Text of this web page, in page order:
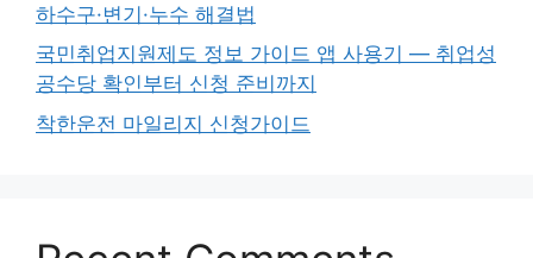
하수구·변기·누수 해결법
국민취업지원제도 정보 가이드 앱 사용기 — 취업성
공수당 확인부터 신청 준비까지
착한운전 마일리지 신청가이드